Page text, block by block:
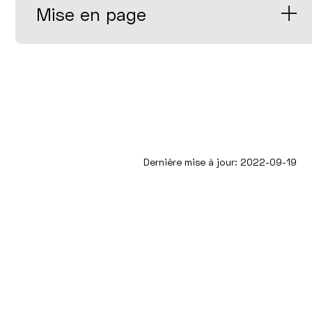
Mise en page
Dernière mise à jour: 2022-09-19